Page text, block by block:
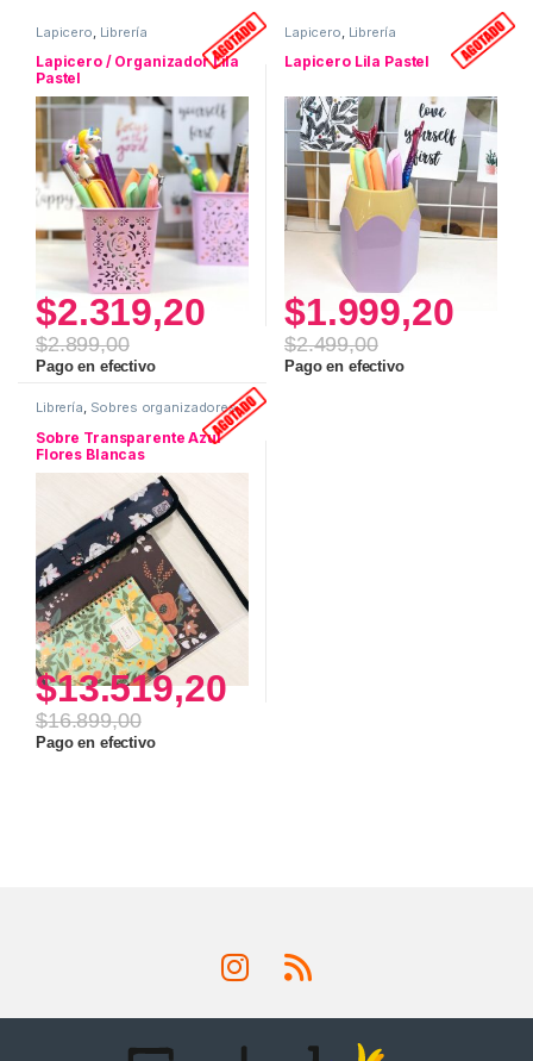
Lapicero, Librería
Lapicero / Organizador Lila
Pastel
$2.319,20
$2.899,00
Pago en efectivo
Lapicero, Librería
Lapicero Lila Pastel
$1.999,20
$2.499,00
Pago en efectivo
Librería, Sobres organizadores
Sobre Transparente Azul
Flores Blancas
$13.519,20
$16.899,00
Pago en efectivo